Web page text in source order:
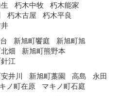
朽木中牧
朽木能家
朽木古屋
朽木平良
新旭町饗庭
新旭町旭
畑
新旭町熊野本
江
井川 新旭町藁園 高島
永田
ノ町在原
マキノ町石庭